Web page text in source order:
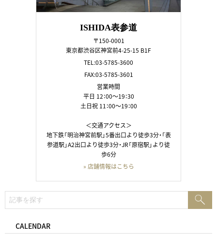
ISHIDA表参道
〒150-0001
東京都渋谷区神宮前4-25-15 B1F
TEL:03-5785-3600
FAX:03-5785-3601
営業時間
平日 12：00～19：30
土日祝 11：00～19：00
＜交通アクセス＞
地下鉄「明治神宮前駅」5番出口より徒歩3分・「表
参道駅」A2出口より徒歩3分・JR「原宿駅」より徒
歩6分
» 店舗情報はこちら
索:
CALENDAR